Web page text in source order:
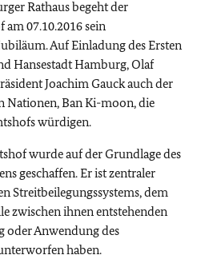
Rathaus begeht der
07.10.2016 sein
Auf Einladung des Ersten
Hansestadt Hamburg, Olaf
Joachim Gauck auch der
Nationen, Ban Ki-moon, die
würdigen.
wurde auf der Grundlage des
geschaffen. Er ist zentraler
Streitbeilegungssystems, dem
zwischen ihnen entstehenden
oder Anwendung des
haben.